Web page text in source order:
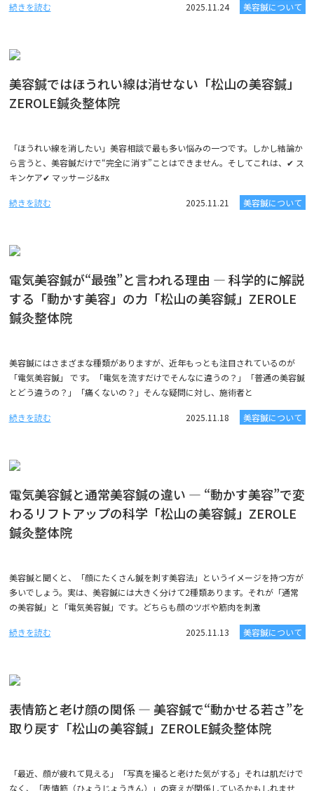
続きを読む 2025.11.24 美容鍼について
美容鍼ではほうれい線は消せない「松山の美容鍼」
ZEROLE鍼灸整体院
「ほうれい線を消したい」美容相談で最も多い悩みの一つです。しかし結論か
ら言うと、美容鍼だけで“完全に消す”ことはできません。そしてこれは、✔ ス
キンケア✔ マッサージ&#x
続きを読む 2025.11.21 美容鍼について
電気美容鍼が“最強”と言われる理由 ― 科学的に解説
する「動かす美容」の力「松山の美容鍼」ZEROLE
鍼灸整体院
美容鍼にはさまざまな種類がありますが、近年もっとも注目されているのが
「電気美容鍼」 です。「電気を流すだけでそんなに違うの？」「普通の美容鍼
とどう違うの？」「痛くないの？」そんな疑問に対し、施術者と
続きを読む 2025.11.18 美容鍼について
電気美容鍼と通常美容鍼の違い ― “動かす美容”で変
わるリフトアップの科学「松山の美容鍼」ZEROLE
鍼灸整体院
美容鍼と聞くと、「顔にたくさん鍼を刺す美容法」というイメージを持つ方が
多いでしょう。実は、美容鍼には大きく分けて2種類あります。それが「通常
の美容鍼」と「電気美容鍼」です。どちらも顔のツボや筋肉を刺激
続きを読む 2025.11.13 美容鍼について
表情筋と老け顔の関係 ― 美容鍼で“動かせる若さ”を
取り戻す「松山の美容鍼」ZEROLE鍼灸整体院
「最近、顔が疲れて見える」「写真を撮ると老けた気がする」それは肌だけで
なく、「表情筋（ひょうじょうきん）」の衰えが関係しているかもしれませ